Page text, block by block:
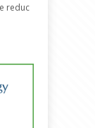
reduc